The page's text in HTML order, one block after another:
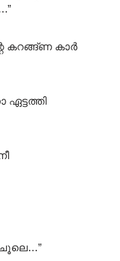
കറങ്ങ്ണ കാർ
ചൂലെ…”